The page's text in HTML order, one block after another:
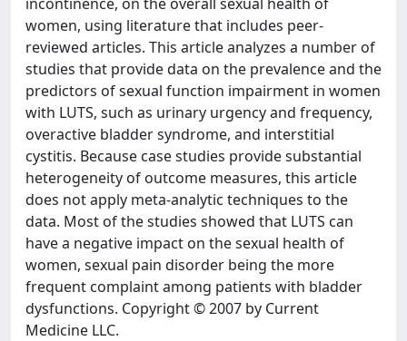
women, using literature that includes peer-
reviewed articles. This article analyzes a number of
studies that provide data on the prevalence and the
predictors of sexual function impairment in women
with LUTS, such as urinary urgency and frequency,
overactive bladder syndrome, and interstitial
cystitis. Because case studies provide substantial
heterogeneity of outcome measures, this article
does not apply meta-analytic techniques to the
data. Most of the studies showed that LUTS can
have a negative impact on the sexual health of
women, sexual pain disorder being the more
frequent complaint among patients with bladder
dysfunctions. Copyright © 2007 by Current
Medicine LLC.